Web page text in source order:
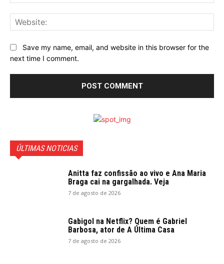
Save my name, email, and website in this browser for the
next time I comment.
ÚLTIMAS NOTICIAS
Anitta faz confissão ao vivo e Ana Maria
Braga cai na gargalhada. Veja
7 de agosto de 2026
Gabigol na Netflix? Quem é Gabriel
Barbosa, ator de A Última Casa
7 de agosto de 2026